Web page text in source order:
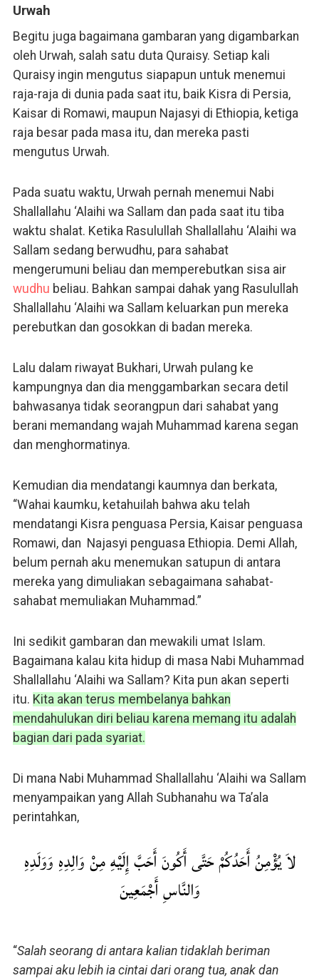
Urwah
Begitu juga bagaimana gambaran yang digambarkan
oleh Urwah, salah satu duta Quraisy. Setiap kali
Quraisy ingin mengutus siapapun untuk menemui
raja-raja di dunia pada saat itu, baik Kisra di Persia,
Kaisar di Romawi, maupun Najasyi di Ethiopia, ketiga
raja besar pada masa itu, dan mereka pasti
mengutus Urwah.
Pada suatu waktu, Urwah pernah menemui Nabi
Shallallahu ‘Alaihi wa Sallam dan pada saat itu tiba
waktu shalat. Ketika Rasulullah Shallallahu ‘Alaihi wa
Sallam sedang berwudhu, para sahabat
mengerumuni beliau dan memperebutkan sisa air
wudhu beliau. Bahkan sampai dahak yang Rasulullah
Shallallahu ‘Alaihi wa Sallam keluarkan pun mereka
perebutkan dan gosokkan di badan mereka.
Lalu dalam riwayat Bukhari, Urwah pulang ke
kampungnya dan dia menggambarkan secara detil
bahwasanya tidak seorangpun dari sahabat yang
berani memandang wajah Muhammad karena segan
dan menghormatinya.
Kemudian dia mendatangi kaumnya dan berkata,
“Wahai kaumku, ketahuilah bahwa aku telah
mendatangi Kisra penguasa Persia, Kaisar penguasa
Romawi, dan Najasyi penguasa Ethiopia. Demi Allah,
belum pernah aku menemukan satupun di antara
mereka yang dimuliakan sebagaimana sahabat-
sahabat memuliakan Muhammad.”
Ini sedikit gambaran dan mewakili umat Islam.
Bagaimana kalau kita hidup di masa Nabi Muhammad
Shallallahu ‘Alaihi wa Sallam? Kita pun akan seperti
itu. Kita akan terus membelanya bahkan
mendahulukan diri beliau karena memang itu adalah
bagian dari pada syariat.
Di mana Nabi Muhammad Shallallahu ‘Alaihi wa Sallam
menyampaikan yang Allah Subhanahu wa Ta’ala
perintahkan,
لاَ يُؤْمِنُ أَحَدُكُمْ حَتَّى أَكُونَ أَحَبَّ إِلَيْهِ مِنْ وَالِدِهِ وَوَلَدِهِ
وَالنَّاسِ أَجْمَعِينَ
“Salah seorang di antara kalian tidaklah beriman
sampai aku lebih ia cintai dari orang tua, anak dan